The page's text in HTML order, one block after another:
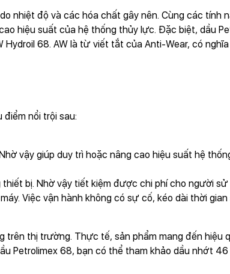
nhiệt độ và các hóa chất gây nên. Cùng các tính
hiệu suất của hệ thống thủy lực. Đặc biệt, dầu
68. AW là từ viết tắt của Anti-Wear, có
nổi trội sau:
vậy giúp duy trì hoặc nâng cao hiệu suất hệ
thiết bị. Nhờ vậy tiết kiệm được chi phí cho người sử
Việc vận hành không có sự cố, kéo dài thời
trên thị trường. Thực tế, sản phẩm mang đến hiệu
Petrolimex 68, bạn có thể tham khảo dầu nhớt 46